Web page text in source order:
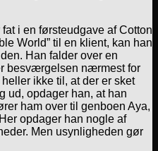
i en førsteudgave af Cotton
World” til en klient, kan han
Han falder over en
besværgelsen nærmest for
ikke til, at der er sket
ud, opdager han, at han
ham over til genboen Aya,
opdager han nogle af
Men usynligheden gør